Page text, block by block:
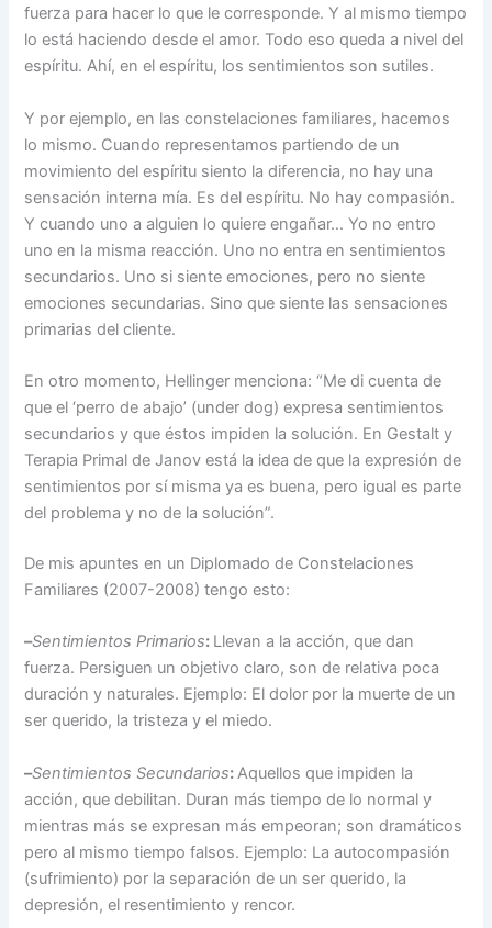
fuerza para hacer lo que le corresponde. Y al mismo tiempo
lo está haciendo desde el amor. Todo eso queda a nivel del
espíritu. Ahí, en el espíritu, los sentimientos son sutiles.
Y por ejemplo, en las constelaciones familiares, hacemos
lo mismo. Cuando representamos partiendo de un
movimiento del espíritu siento la diferencia, no hay una
sensación interna mía. Es del espíritu. No hay compasión.
Y cuando uno a alguien lo quiere engañar… Yo no entro
uno en la misma reacción. Uno no entra en sentimientos
secundarios. Uno si siente emociones, pero no siente
emociones secundarias. Sino que siente las sensaciones
primarias del cliente.
En otro momento, Hellinger menciona: “Me di cuenta de
que el ‘perro de abajo’ (under dog) expresa sentimientos
secundarios y que éstos impiden la solución. En Gestalt y
Terapia Primal de Janov está la idea de que la expresión de
sentimientos por sí misma ya es buena, pero igual es parte
del problema y no de la solución”.
De mis apuntes en un Diplomado de Constelaciones
Familiares (2007-2008) tengo esto:
–SentimientosPrimarios: Llevan a la acción, que dan
fuerza. Persiguen un objetivo claro, son de relativa poca
duración y naturales. Ejemplo: El dolor por la muerte de un
ser querido, la tristeza y el miedo.
–SentimientosSecundarios:Aquellos que impiden la
acción, que debilitan. Duran más tiempo de lo normal y
mientras más se expresan más empeoran; son dramáticos
pero al mismo tiempo falsos. Ejemplo: La autocompasión
(sufrimiento) por la separación de un ser querido, la
depresión, el resentimiento y rencor.